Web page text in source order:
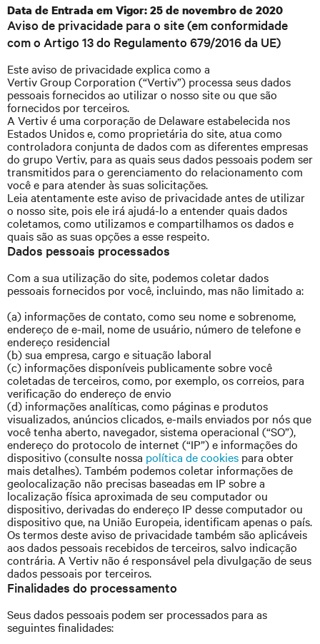
Data de Entrada em Vigor: 25 de novembro de 2020
Aviso de privacidade para o site (em conformidade
com o Artigo 13 do Regulamento 679/2016 da UE)
Este aviso de privacidade explica como a
Vertiv Group Corporation (“Vertiv”) processa seus dados
pessoais fornecidos ao utilizar o nosso site ou que são
fornecidos por terceiros.
A Vertiv é uma corporação de Delaware estabelecida nos
Estados Unidos e, como proprietária do site, atua como
controladora conjunta de dados com as diferentes empresas
do grupo Vertiv, para as quais seus dados pessoais podem ser
transmitidos para o gerenciamento do relacionamento com
você e para atender às suas solicitações.
Leia atentamente este aviso de privacidade antes de utilizar
o nosso site, pois ele irá ajudá-lo a entender quais dados
coletamos, como utilizamos e compartilhamos os dados e
quais são as suas opções a esse respeito.
Dados pessoais processados
Com a sua utilização do site, podemos coletar dados
pessoais fornecidos por você, incluindo, mas não limitado a:
(a) informações de contato, como seu nome e sobrenome,
endereço de e-mail, nome de usuário, número de telefone e
endereço residencial
(b) sua empresa, cargo e situação laboral
(c) informações disponíveis publicamente sobre você
coletadas de terceiros, como, por exemplo, os correios, para
verificação do endereço de envio
(d) informações analíticas, como páginas e produtos
visualizados, anúncios clicados, e-mails enviados por nós que
você tenha aberto, navegador, sistema operacional (“SO”),
endereço do protocolo de internet (“IP”) e informações do
dispositivo (consulte nossa política de cookies para obter
mais detalhes). Também podemos coletar informações de
geolocalização não precisas baseadas em IP sobre a
localização física aproximada de seu computador ou
dispositivo, derivadas do endereço IP desse computador ou
dispositivo que, na União Europeia, identificam apenas o país.
Os termos deste aviso de privacidade também são aplicáveis
aos dados pessoais recebidos de terceiros, salvo indicação
contrária. A Vertiv não é responsável pela divulgação de seus
dados pessoais por terceiros.
Finalidades do processamento
Seus dados pessoais podem ser processados para as
seguintes finalidades: